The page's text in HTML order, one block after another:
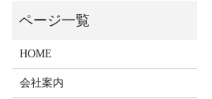
HOME
会社案内